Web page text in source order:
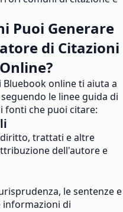
Puoi Generare
di Citazioni
online ti aiuta a
le linee guida di
fonti che puoi citare:
trattati e altre
dell'autore e
le sentenze e
informazioni di